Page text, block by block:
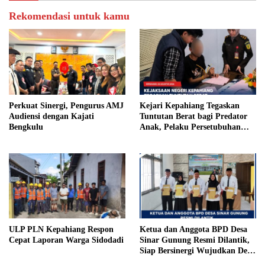
Rekomendasi untuk kamu
Perkuat Sinergi, Pengurus AMJ
Audiensi dengan Kajati
Bengkulu
Kejari Kepahiang Tegaskan
Tuntutan Berat bagi Predator
Anak, Pelaku Persetubuhan
Penjara
ULP PLN Kepahiang Respon
Cepat Laporan Warga Sidodadi
Ketua dan Anggota BPD Desa
Sinar Gunung Resmi Dilantik,
Siap Bersinergi Wujudkan Desa